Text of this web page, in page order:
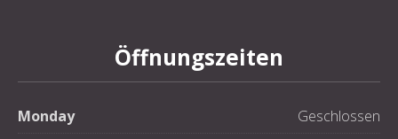
Öffnungszeiten
Monday
Geschlossen